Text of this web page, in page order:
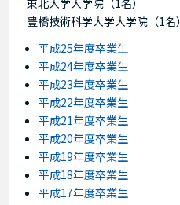
東北大学大学院（1名）
豊橋技術科学大学大学院（1名）
平成25年度卒業生
平成24年度卒業生
平成23年度卒業生
平成22年度卒業生
平成21年度卒業生
平成20年度卒業生
平成19年度卒業生
平成18年度卒業生
平成17年度卒業生